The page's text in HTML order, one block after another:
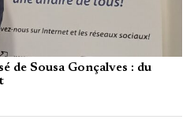
de Sousa Gonçalves : du